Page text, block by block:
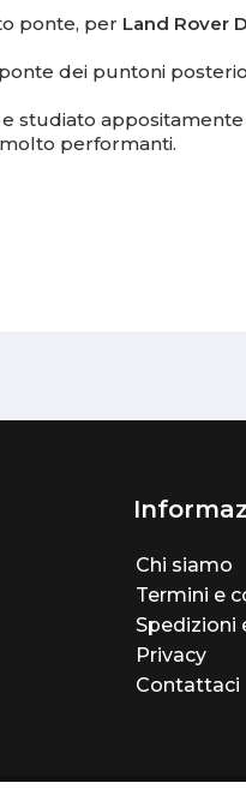
ponte, per Land Rover
dei puntoni
studiato
performanti.
Chi siamo
Termini e
Spedizioni
Privacy
Contattaci